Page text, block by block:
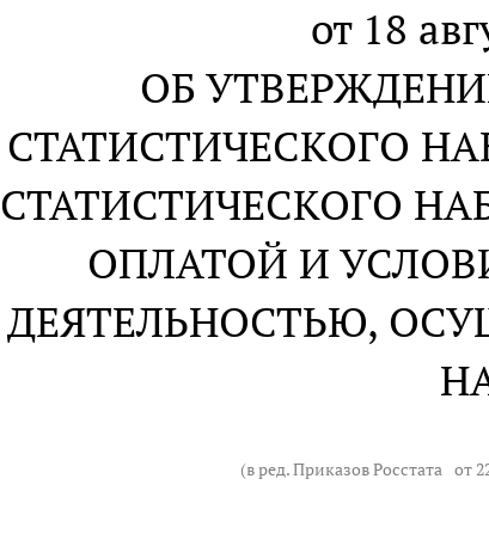
от 18
ОБ
СТАТИСТИЧЕСКОГО
СТАТИСТИЧЕСКОГО
ОПЛАТОЙ И
ДЕЯТЕЛЬНОСТЬЮ,
(в ред. Приказов Росстата от